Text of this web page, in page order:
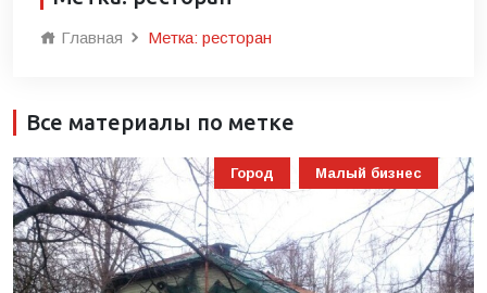
Главная Метка: ресторан
Все материалы по метке
Город Малый бизнес